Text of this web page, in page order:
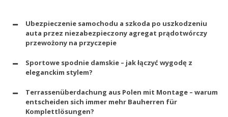
Ubezpieczenie samochodu a szkoda po uszkodzeniu
auta przez niezabezpieczony agregat prądotwórczy
przewożony na przyczepie
Sportowe spodnie damskie – jak łączyć wygodę z
eleganckim stylem?
Terrassenüberdachung aus Polen mit Montage – warum
entscheiden sich immer mehr Bauherren für
Komplettlösungen?